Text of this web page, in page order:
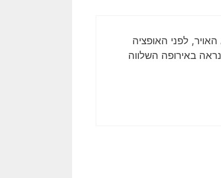
לפני האופציה
באירופה השלווה